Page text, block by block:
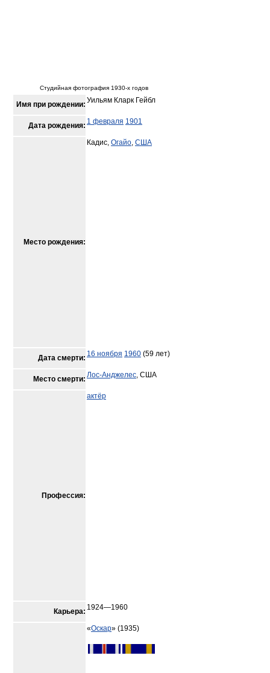
Студийная фотография 1930-х годов
Имя при рождении: Уильям Кларк Гейбл
Дата рождения: 1 февраля 1901
Место рождения:
Кадис, Огайо, США
Дата смерти: 16 ноября 1960 (59 лет)
Место смерти: Лос-Анджелес, США
Профессия:
актёр
Карьера: 1924—1960
«Оскар» (1935)